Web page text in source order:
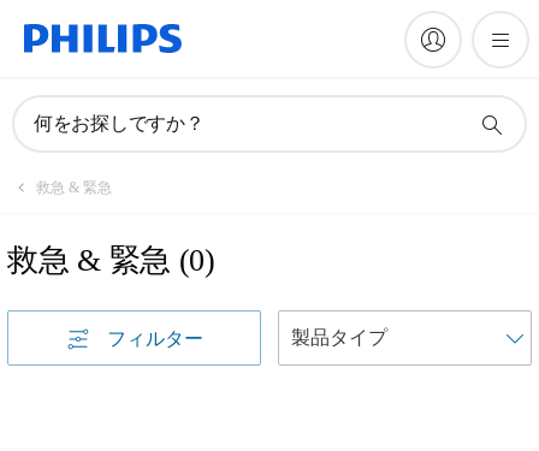
何をお探しですか？
救急 & 緊急
救急 & 緊急 (0)
フィルター